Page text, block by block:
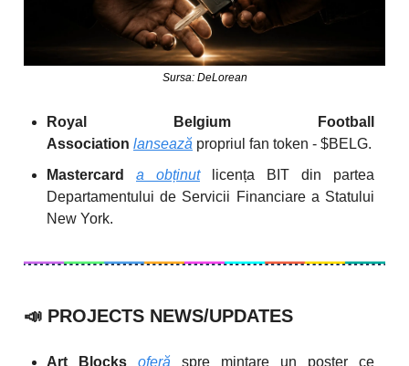
Sursa: DeLorean
Royal Belgium Football
Association lansează propriul fan token - $BELG.
Mastercard a obținutlicența BIT din partea
Departamentului de Servicii Financiare a Statului
New York.
📣 PROJECTS NEWS/UPDATES
Art Blocks oferă
spre mintare un poster ce